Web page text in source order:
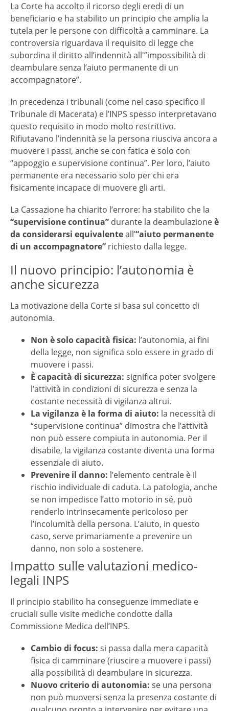
La Corte ha accolto il ricorso degli eredi di un
beneficiario e ha stabilito un principio che amplia la
tutela per le persone con difficoltà a camminare. La
controversia riguardava il requisito di legge che
subordina il diritto all’indennità all'”impossibilità di
deambulare senza l’aiuto permanente di un
accompagnatore”.
In precedenza i tribunali (come nel caso specifico il
Tribunale di Macerata) e l’INPS spesso interpretavano
questo requisito in modo molto restrittivo.
Rifiutavano l’indennità se la persona riusciva ancora a
muovere i passi, anche se con fatica e solo con
“appoggio e supervisione continua”. Per loro, l’aiuto
permanente era necessario solo per chi era
fisicamente incapace di muovere gli arti.
La Cassazione ha chiarito l’errore: ha stabilito che la
“supervisione continua” durante la deambulazioneè
da considerarsi equivalenteall’“aiuto permanente
di un accompagnatore” richiesto dalla legge.
Il nuovo principio: l’autonomia è
anche sicurezza
La motivazione della Corte si basa sul concetto di
autonomia.
Non è solo capacità fisica: l’autonomia, ai fini
della legge, non significa solo essere in grado di
muovere i passi.
È capacità di sicurezza: significa poter svolgere
l’attività in condizioni di sicurezza e senza la
costante necessità di vigilanza altrui.
La vigilanza è la forma di aiuto: la necessità di
“supervisione continua” dimostra che l’attività
non può essere compiuta in autonomia. Per il
disabile, la vigilanza costante diventa una forma
essenziale di aiuto.
Prevenire il danno: l’elemento centrale è il
rischio individuale di caduta. La patologia, anche
se non impedisce l’atto motorio in sé, può
renderlo intrinsecamente pericoloso per
l’incolumità della persona. L’aiuto, in questo
caso, serve primariamente a prevenire un
danno, non solo a sostenere.
Impatto sulle valutazioni medico-
legali INPS
Il principio stabilito ha conseguenze immediate e
cruciali sulle visite mediche condotte dalla
Commissione Medica dell’INPS.
Cambio di focus: si passa dalla mera capacità
fisica di camminare (riuscire a muovere i passi)
alla possibilità di deambulare in sicurezza.
Nuovo criterio di autonomia: se una persona
non può muoversi senza la presenza costante di